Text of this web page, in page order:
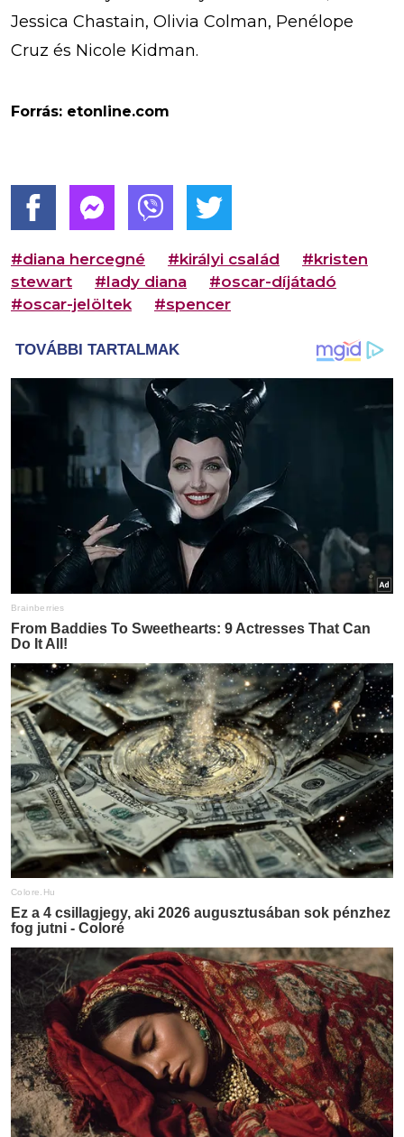
Jessica Chastain, Olivia Colman, Penélope
Cruz és Nicole Kidman.
Forrás: etonline.com
#diana hercegné #királyi család
#kristen
stewart
#lady diana
#oscar-díjátadó
#oscar-jelöltek
#spencer